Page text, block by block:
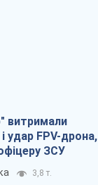
витримали
удар FPV-дрона,
ЗСУ
3,8 т.